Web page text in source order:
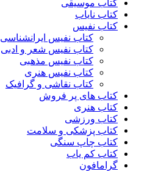
کتاب موسیقی
کتاب نایاب
کتاب نفیس
کتاب نفیس ایرانشناسی
کتاب نفیس شعر و ادبی
کتاب نفیس مذهبی
کتاب نفیس هنری
کتاب نقاشی و گرافیک
کتاب های پر فروش
کتاب هنری
کتاب ورزشی
کتاب پزشکی و سلامت
کتاب چاپ سنگی
کتاب کم یاب
گرامافون